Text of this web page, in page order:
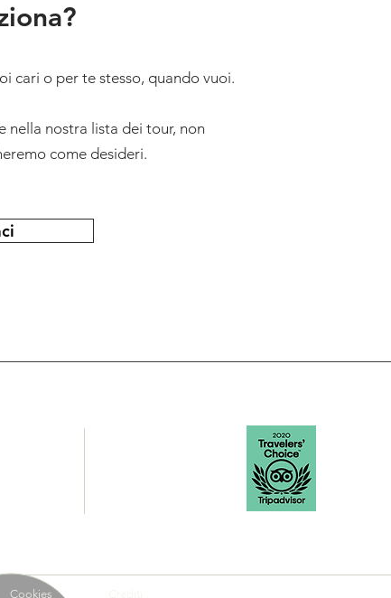
cari o per te stesso, quando vuoi.
nella nostra lista dei tour, non
come desideri.
Cookies